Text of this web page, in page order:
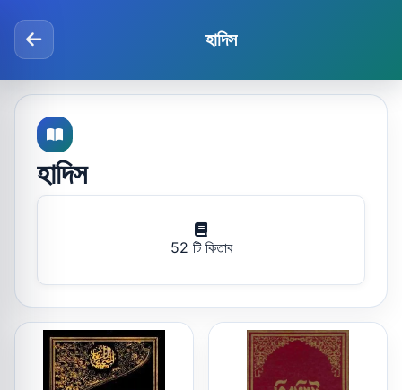
হাদিস
হাদিস
52 টি কিতাব